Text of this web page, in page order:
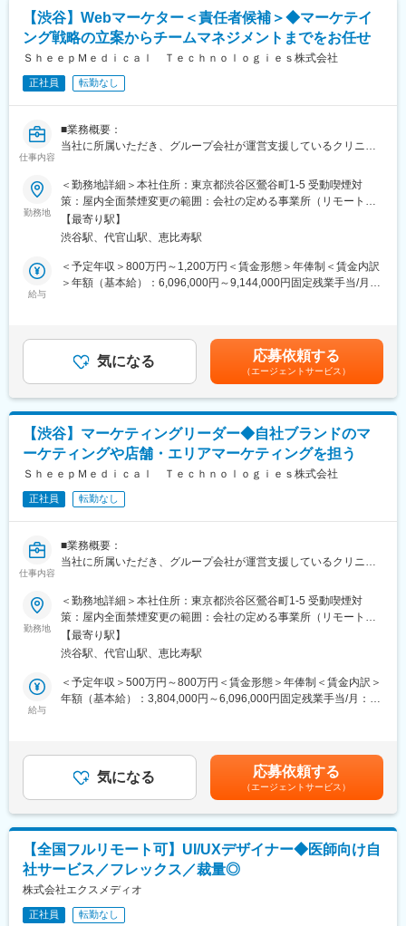
◇各WEB媒体の広告運用と関連業務全般
・Googleリスティング広告、SNS広告を中心に運用
・LPOの企画立案からLP制作のディレクション・広告バナー／動
画広告／記事LP／LP／HP／ステップメール etc. の企画・ライテ
ィング・制作ディレクション・制作物ディレクション業務に関わ
る社内、社外関係者との折衝
※スキル次第では、更に上流のペルソナ設計や適切な訴求プランの
構築などもお任せしたいと思っています。
■組織構成
意とする分野で活躍いただいております。
30代～40代のメンバーがほとんどで、若手にも活躍のチャンスが
あります。
遠方のメンバーもいるため、フルリモートが基本となります。そ
■業務の魅力
そのため、「来院率」や「契約率」、売上といった事業の根幹デ
ータまで把握したマーケティングが可能です。
そのデータを武器に、事業収益に直結する本質的な分析・施策を
立案し、自分の運用でクリニックのリードが増え、契約数が伸
び、売上が上がっていくという手触り感を感じられる業務です。
変更の範囲：会社の定める業務
【渋谷】Webマーケター＜責任者候補＞◆マーケテイ
ング戦略の立案からチームマネジメントまでをお任せ
ＳｈｅｅｐＭｅｄｉｃａｌ Ｔｅｃｈｎｏｌｏｇｉｅｓ株式会社
正社員 転勤なし
仕事内容
■業務概要：
当社に所属いただき、グループ会社が運営支援しているクリニッ
■業務内容詳細：
◇マーケティング戦略の立案
※分析した数値・市場のトレンドを元に、担当する事業の売上を最
大化するためのマーケティング戦略の立案・遂行
◇事業計画の立案から実行まで
※立案した戦略を軸に事業計画の立案から実行までをお任せしま
メントをお任せします。
矯正器具の製造・販売を行っています。
キレイライン矯正は、美容クリニックや大手脱毛クリニックの立
ち上げを行った医師でもある当社CEOと、業界で名前の知られる
マーケティング会社の代表がタッグを組み「矯正を通じて笑顔に
なる人を増やしたい」という志によって生まれたブランドです。
『高額でハードルが高い』という従来のイメージを変え、多くの
方の歯の悩みを解決したいとブランドを育ててきた結果、既に10
万人以上の患者様が笑顔になるお手伝いをしてきました。
2022年6月にマーケティングに特化した子会社である
SheepMedical Technologies株式会社を設立、また同年9月にはク
設立し、キレイライン矯正だけにとどまらず幅広い歯科の領域で
患者様を笑顔にするサービスを展開しております。
変更の範囲：会社の定める業務
勤務地
＜勤務地詳細＞本社住所：東京都渋谷区鶯谷町1-5 受動喫煙対
策：屋内全面禁煙変更の範囲：会社の定める事業所（リモートワ
ーク含む）
【最寄り駅】
渋谷駅、代官山駅、恵比寿駅
給与
＜予定年収＞800万円～1,200万円＜賃金形態＞年俸制＜賃金内訳
＞年額（基本給）：6,096,000円～9,144,000円固定残業手当/月：
金はあくまでも目安の金額であり、選考を通じて上下する可能性
があります。月給(月額)は固定手当を含めた表記です。
気になる 応募依頼する
（エージェントサービス）
【渋谷】マーケティングリーダー◆自社ブランドのマ
ーケティングや店舗・エリアマーケティングを担う
ＳｈｅｅｐＭｅｄｉｃａｌ Ｔｅｃｈｎｏｌｏｇｉｅｓ株式会社
正社員 転勤なし
仕事内容
■業務概要：
当社に所属いただき、グループ会社が運営支援しているクリニッ
■業務内容詳細：
◇2名～のチームマネジメント
◇予実管理
◇予算計画策定
◇マーケティング戦略・戦術立案／実行
◇プロジェクトマネジメント
グのご経験も積むことが可能です。
矯正器具の製造・販売を行っています。
キレイライン矯正は、美容クリニックや大手脱毛クリニックの立
ち上げを行った医師でもある当社CEOと、業界で名前の知られる
マーケティング会社の代表がタッグを組み「矯正を通じて笑顔に
なる人を増やしたい」という志によって生まれたブランドです。
『高額でハードルが高い』という従来のイメージを変え、多くの
勤務地
＜勤務地詳細＞本社住所：東京都渋谷区鶯谷町1-5 受動喫煙対
策：屋内全面禁煙変更の範囲：会社の定める事業所（リモートワ
ーク含む）
【最寄り駅】
渋谷駅、代官山駅、恵比寿駅
給与
＜予定年収＞500万円～800万円＜賃金形態＞年俸制＜賃金内訳＞
年額（基本給）：3,804,000円～6,096,000円固定残業手当/月：
金はあくまでも目安の金額であり、選考を通じて上下する可能性
があります。月給(月額)は固定手当を含めた表記です。
気になる 応募依頼する
（エージェントサービス）
【全国フルリモート可】UI/UXデザイナー◆医師向け自
社サービス／フレックス／裁量◎
株式会社エクスメディオ
正社員 転勤なし